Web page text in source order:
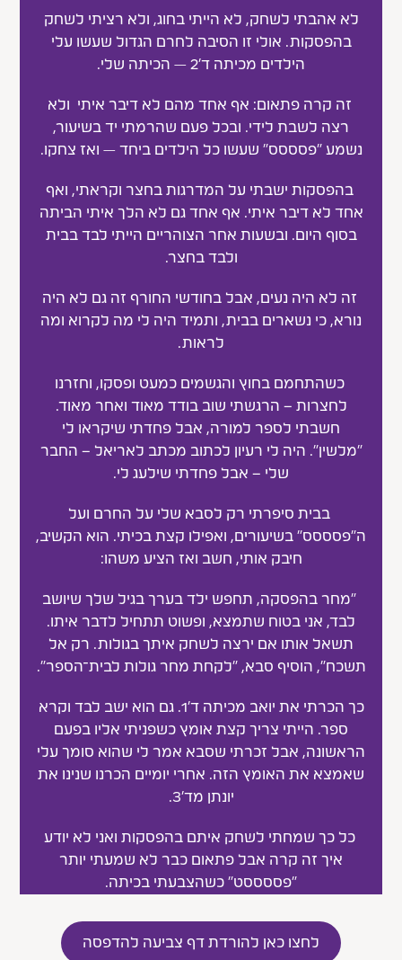
לא אהבתי לשחק, לא הייתי בחוג, ולא רציתי לשחק
בהפסקות. אולי זו הסיבה לחרם הגדול שעשו עלי
הילדים מכיתה ד׳2 — הכיתה שלי.
זה קרה פתאום: אף אחד מהם לא דיבר איתי ולא
רצה לשבת לידי. ובכל פעם שהרמתי יד בשיעור,
נשמע "פסססס" שעשו כל הילדים ביחד — ואז צחקו.
בהפסקות ישבתי על המדרגות בחצר וקראתי, ואף
אחד לא דיבר איתי. אף אחד גם לא הלך איתי הביתה
בסוף היום. ובשעות אחר הצוהריים הייתי לבד בבית
ולבד בחצר.
זה לא היה נעים, אבל בחודשי החורף זה גם לא היה
נורא, כי נשארים בבית, ותמיד היה לי מה לקרוא ומה
לראות.
כשהתחמם בחוץ והגשמים כמעט ופסקו, וחזרנו
לחצרות – הרגשתי שוב בודד מאוד ואחר מאוד.
חשבתי לספר למורה, אבל פחדתי שיקראו לי
"מלשין". היה לי רעיון לכתוב מכתב לאריאל – החבר
שלי – אבל פחדתי שילעג לי.
בבית סיפרתי רק לסבא שלי על החרם ועל
ה"פסססס" בשיעורים, ואפילו קצת בכיתי. הוא הקשיב,
חיבק אותי, חשב ואז הציע משהו:
"מחר בהפסקה, תחפש ילד בערך בגיל שלך שיושב
לבד, אני בטוח שתמצא, ופשוט תתחיל לדבר איתו.
תשאל אותו אם ירצה לשחק איתך בגולות. רק אל
תשכח", הוסיף סבא, "לקחת מחר גולות לבית־הספר".
כך הכרתי את יואב מכיתה ד׳1. גם הוא ישב לבד וקרא
ספר. הייתי צריך קצת אומץ כשפניתי אליו בפעם
הראשונה, אבל זכרתי שסבא אמר לי שהוא סומך עלי
שאמצא את האומץ הזה. אחרי יומיים הכרנו שנינו את
יונתן מד׳3.
כל כך שמחתי לשחק איתם בהפסקות ואני לא יודע
איך זה קרה אבל פתאום כבר לא שמעתי יותר
"פססססט" כשהצבעתי בכיתה.
לחצו כאן להורדת דף צביעה להדפסה